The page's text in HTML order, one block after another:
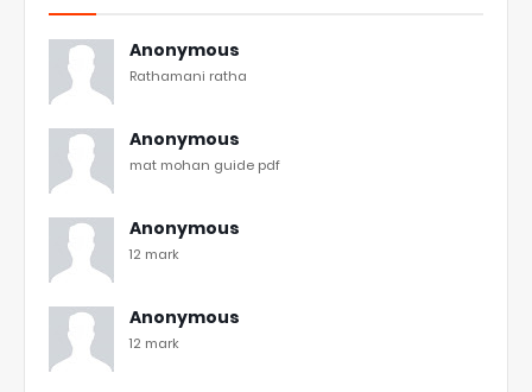
Anonymous
Rathamani ratha
Anonymous
mat mohan guide pdf
Anonymous
12 mark
Anonymous
12 mark